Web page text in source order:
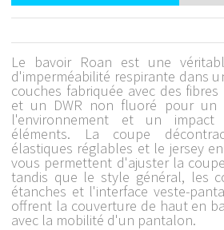
Le bavoir Roan est une
d'imperméabilité respirante dans
couches fabriquée avec des fibres
et un DWR non fluoré pour un
l'environnement et un
éléments. La coupe
élastiques réglables et le jersey
vous permettent d'ajuster la
tandis que le style général, les
étanches et l'interface veste-
offrent la couverture de haut en
avec la mobilité d'un pantalon.